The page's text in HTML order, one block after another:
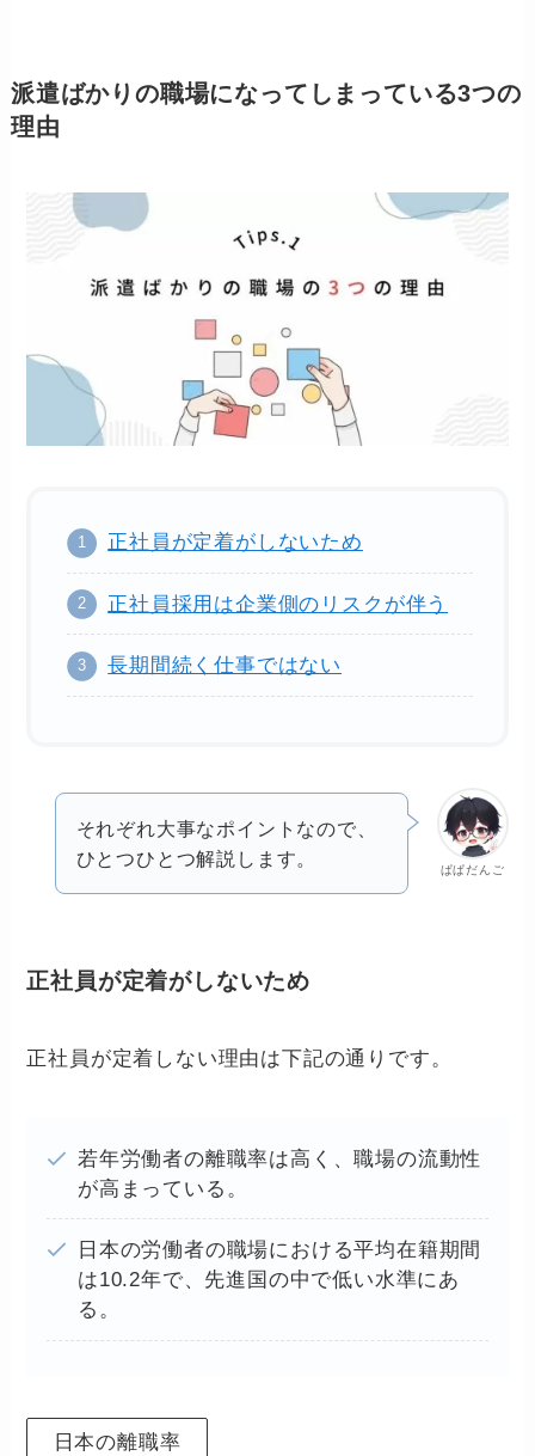
派遣ばかりの職場になってしまっている3つの
理由
正社員が定着がしないため
正社員採用は企業側のリスクが伴う
長期間続く仕事ではない
ぱぱだんご
それぞれ大事なポイントなので、
ひとつひとつ解説します。
正社員が定着がしないため
正社員が定着しない理由は下記の通りです。
若年労働者の離職率は高く、職場の流動性
が高まっている。
日本の労働者の職場における平均在籍期間
は10.2年で、先進国の中で低い水準にあ
る。
日本の離職率